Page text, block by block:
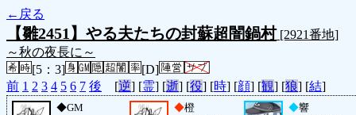
←戻る
【雛2451】やる夫たちの封蘇超闇鍋村[2921番地]
～秋の夜長に～
[5：3]
[D]
前 1 2 3 4 5 6 7 後 [逆] [霊] [逝] [役] [時] [顔] [観] [狼] [結]
◆GM ◆橙
◆響